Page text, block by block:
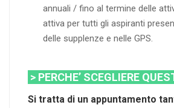
annuali / fino al termine delle
attiva per tutti gli aspiranti
delle supplenze e nelle GPS.
> PERCHE’ SCEGLIERE
Si tratta di un appuntamento